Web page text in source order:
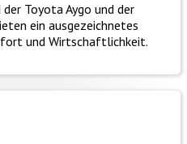
Toyota Aygo und der
ein ausgezeichnetes
und Wirtschaftlichkeit.